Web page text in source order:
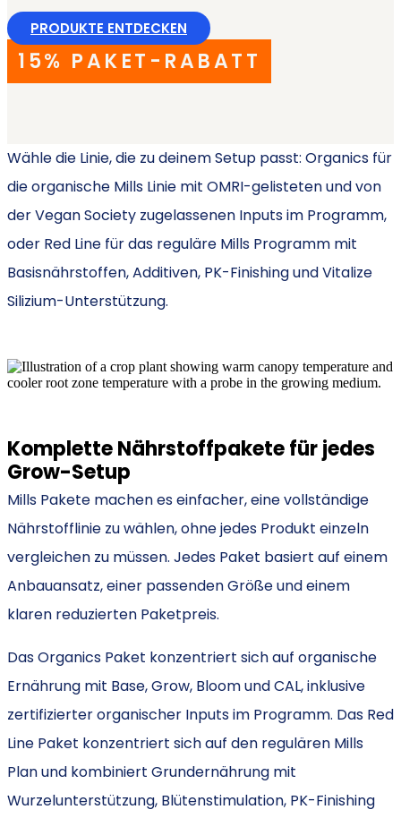
PRODUKTE ENTDECKEN
15% PAKET-RABATT
Wähle die Linie, die zu deinem Setup passt: Organics für
die organische Mills Linie mit OMRI-gelisteten und von
der Vegan Society zugelassenen Inputs im Programm,
oder Red Line für das reguläre Mills Programm mit
Basisnährstoffen, Additiven, PK-Finishing und Vitalize
Silizium-Unterstützung.
Komplette Nährstoffpakete für jedes
Grow-Setup
Mills Pakete machen es einfacher, eine vollständige
Nährstofflinie zu wählen, ohne jedes Produkt einzeln
vergleichen zu müssen. Jedes Paket basiert auf einem
Anbauansatz, einer passenden Größe und einem
klaren reduzierten Paketpreis.
Das Organics Paket konzentriert sich auf organische
Ernährung mit Base, Grow, Bloom und CAL, inklusive
zertifizierter organischer Inputs im Programm. Das Red
Line Paket konzentriert sich auf den regulären Mills
Plan und kombiniert Grundernährung mit
Wurzelunterstützung, Blütenstimulation, PK-Finishing